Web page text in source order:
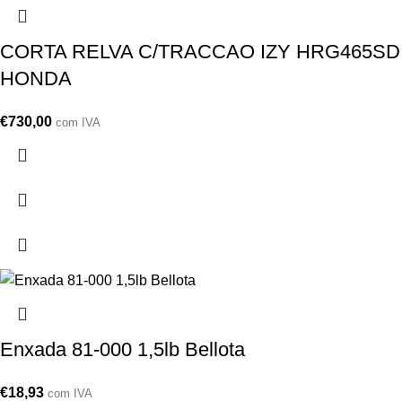
CORTA RELVA C/TRACCAO IZY HRG465SD
HONDA
€730,00 com IVA
Enxada 81-000 1,5lb Bellota
€18,93 com IVA